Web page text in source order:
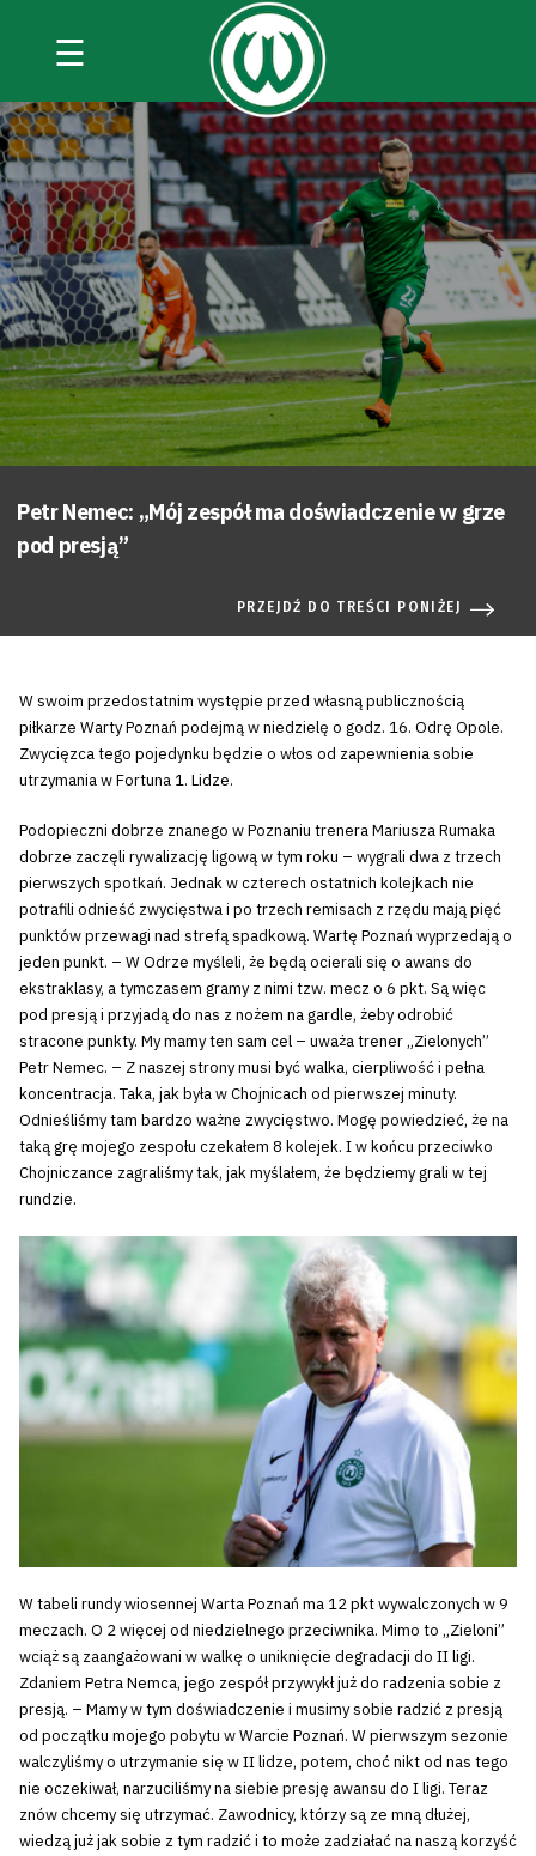
☰
Petr Nemec: „Mój zespół ma doświadczenie w grze
pod presją”
PRZEJDŹ DO TREŚCI PONIŻEJ
W swoim przedostatnim występie przed własną publicznością
piłkarze Warty Poznań podejmą w niedzielę o godz. 16. Odrę Opole.
Zwycięzca tego pojedynku będzie o włos od zapewnienia sobie
utrzymania w Fortuna 1. Lidze.
Podopieczni dobrze znanego w Poznaniu trenera Mariusza Rumaka
dobrze zaczęli rywalizację ligową w tym roku – wygrali dwa z trzech
pierwszych spotkań. Jednak w czterech ostatnich kolejkach nie
potrafili odnieść zwycięstwa i po trzech remisach z rzędu mają pięć
punktów przewagi nad strefą spadkową. Wartę Poznań wyprzedają o
jeden punkt. – W Odrze myśleli, że będą ocierali się o awans do
ekstraklasy, a tymczasem gramy z nimi tzw. mecz o 6 pkt. Są więc
pod presją i przyjadą do nas z nożem na gardle, żeby odrobić
stracone punkty. My mamy ten sam cel – uważa trener „Zielonych”
Petr Nemec. – Z naszej strony musi być walka, cierpliwość i pełna
koncentracja. Taka, jak była w Chojnicach od pierwszej minuty.
Odnieśliśmy tam bardzo ważne zwycięstwo. Mogę powiedzieć, że na
taką grę mojego zespołu czekałem 8 kolejek. I w końcu przeciwko
Chojniczance zagraliśmy tak, jak myślałem, że będziemy grali w tej
rundzie.
W tabeli rundy wiosennej Warta Poznań ma 12 pkt wywalczonych w 9
meczach. O 2 więcej od niedzielnego przeciwnika. Mimo to „Zieloni”
wciąż są zaangażowani w walkę o uniknięcie degradacji do II ligi.
Zdaniem Petra Nemca, jego zespół przywykł już do radzenia sobie z
presją. – Mamy w tym doświadczenie i musimy sobie radzić z presją
od początku mojego pobytu w Warcie Poznań. W pierwszym sezonie
walczyliśmy o utrzymanie się w II lidze, potem, choć nikt od nas tego
nie oczekiwał, narzuciliśmy na siebie presję awansu do I ligi. Teraz
znów chcemy się utrzymać. Zawodnicy, którzy są ze mną dłużej,
wiedzą już jak sobie z tym radzić i to może zadziałać na naszą korzyść